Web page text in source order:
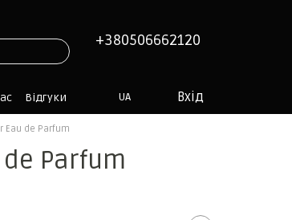
+380506662120
Відгуки
UA Вхід
Eau de Parfum
Parfum